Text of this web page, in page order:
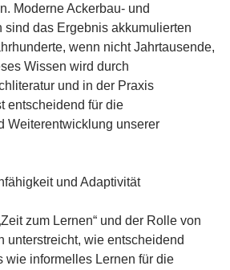
Moderne Ackerbau- und
sind das Ergebnis akkumulierten
wenn nicht Jahrtausende,
Wissen wird durch
und in der Praxis
entscheidend für die
Weiterentwicklung unserer
und Adaptivität
zum Lernen“ und der Rolle von
unterstreicht, wie entscheidend
wie informelles Lernen für die